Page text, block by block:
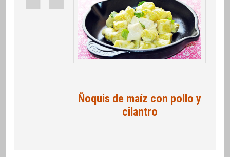
Ñoquis de maíz con pollo y
cilantro